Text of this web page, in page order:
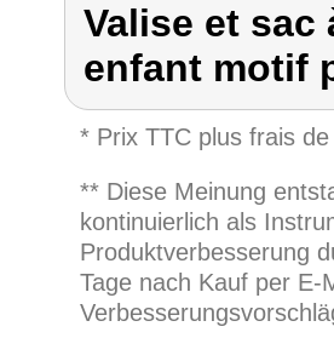
Valise et sac
enfant motif
* Prix TTC plus frais
** Diese Meinung
kontinuierlich als
Produktverbesserung
Tage nach Kauf per E-